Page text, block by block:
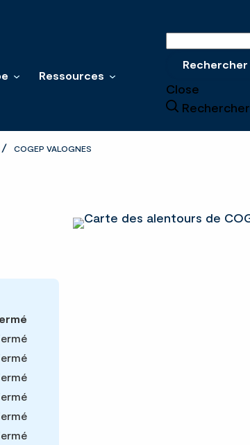
Ressources
Rechercher
Close
Rechercher
COGEP VALOGNES